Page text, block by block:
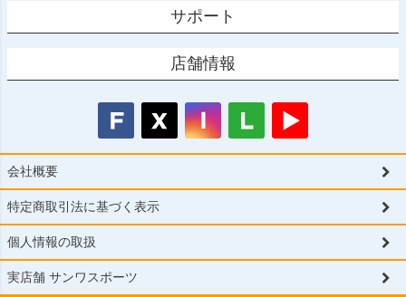
サポート
店舗情報
会社概要
特定商取引法に基づく表示
個人情報の取扱
実店舗 サンワスポーツ